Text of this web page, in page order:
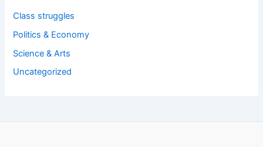
Class struggles
Politics & Economy
Science & Arts
Uncategorized